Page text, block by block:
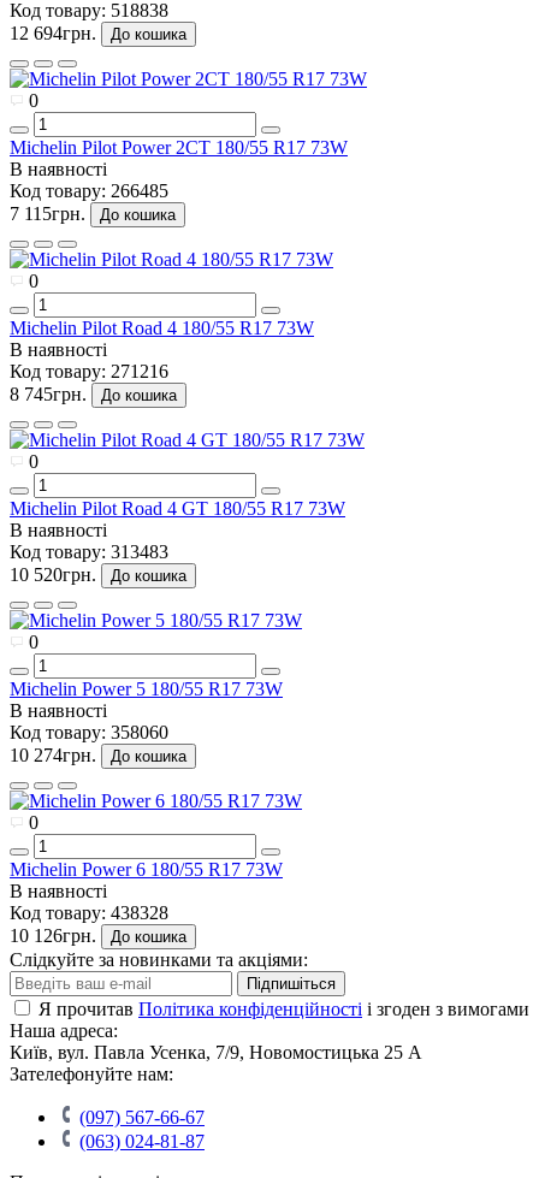
Код товару: 518838
12 694грн.
До кошика
0
Michelin Pilot Power 2CT 180/55 R17 73W
В наявності
Код товару: 266485
7 115грн.
До кошика
0
Michelin Pilot Road 4 180/55 R17 73W
В наявності
Код товару: 271216
8 745грн.
До кошика
0
Michelin Pilot Road 4 GT 180/55 R17 73W
В наявності
Код товару: 313483
10 520грн.
До кошика
0
Michelin Power 5 180/55 R17 73W
В наявності
Код товару: 358060
10 274грн.
До кошика
0
Michelin Power 6 180/55 R17 73W
В наявності
Код товару: 438328
10 126грн.
До кошика
Слідкуйте за новинками та акціями:
Підпишіться
Я прочитав Політика конфіденційності і згоден з вимогами
Наша адреса:
Київ, вул. Павла Усенка, 7/9, Новомостицька 25 А
Зателефонуйте нам:
(097) 567-66-67
(063) 024-81-87